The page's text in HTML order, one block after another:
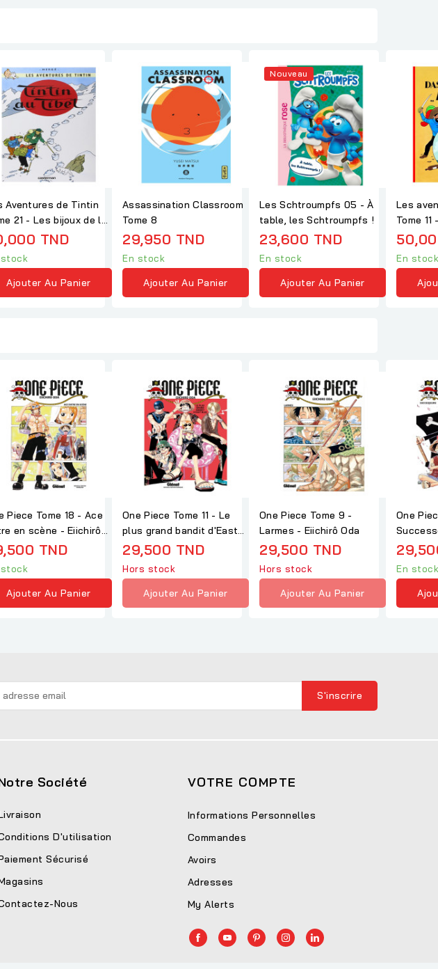
Aventures de Tintin
21 - Les bijoux de la
TND
Ajouter Au Panier
Assassination Classroom
Tome 8
29,950 TND
En stock
Ajouter Au Panier
Nouveau
Les Schtroumpfs 05 - À
table, les Schtroumpfs !
23,600 TND
En stock
Ajouter Au Panier
Les
Tome
Licorne
En stock
Piece Tome 18 - Ace
en scène - Eiichirô
TND
Ajouter Au Panier
One Piece Tome 11 - Le
plus grand bandit d'East
Blue -...
29,500 TND
Hors stock
Ajouter Au Panier
One Piece Tome 9 -
Larmes - Eiichirô Oda
29,500 TND
Hors stock
Ajouter Au Panier
One
Oda
En stock
Société
D'utilisation
Sécurisé
Nous
VOTRE COMPTE
Informations Personnelles
Commandes
Avoirs
Adresses
My Alerts